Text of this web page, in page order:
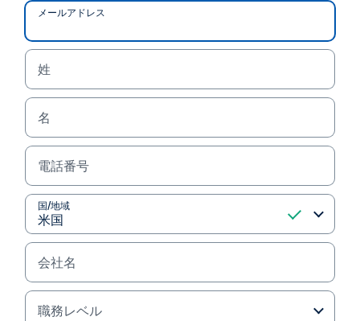
WORKDAY ELEVATE DIGITAL EXPERIENCE 2022
組織のダイバーシティを
Workday の VIBE で実現
近年、ビジネス・企業のグローバル化により、組織
におけるダイバーシティ（多様性）の取り込むが
益々注目されています。従って、競争が激化するビ
ジネスの中で組織のダイバーシティの構築や推進を
支援するソリューションご紹介致します。
メールアドレス
姓
名
電話番号
国/地域
会社名
職務レベル